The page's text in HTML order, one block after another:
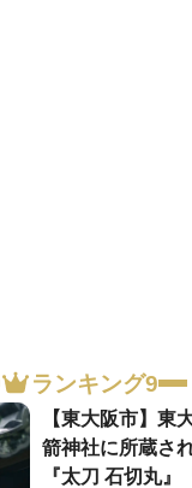
ランキング9
【東大阪市】東
箭神社に所蔵さ
『太刀 石切丸』